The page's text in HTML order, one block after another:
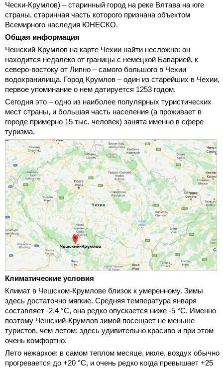
Чески-Крумлов) – старинный город на реке Влтава на юге
страны, старинная часть которого признана объектом
Всемирного наследия ЮНЕСКО.
Общая информация
Чешский-Крумлов на карте Чехии найти несложно: он
находится недалеко от границы с немецкой Баварией, к
северо-востоку от Липно – самого большого в Чехии
водохранилища. Город Крумлов – один из старейших в Чехии,
первое упоминание о нем датируется 1253 годом.
Сегодня это – одно из наиболее популярных туристических
мест страны, и большая часть населения (а проживает в
городе примерно 15 тыс. человек) занята именно в сфере
туризма.
Климатические условия
Климат в Чешском-Крумлове близок к умеренному. Зимы
здесь достаточно мягкие. Средняя температура января
составляет -2,4 °С, она редко опускается ниже -5 °С. Именно
поэтому Чешский-Крумлов зимой посещает не меньше
туристов, чем летом: здесь удивительно красиво и при этом
очень комфортно.
Лето нежаркое: в самом теплом месяце, июле, воздух обычно
прогревается до +20 °С, и очень редко когда превышает +25